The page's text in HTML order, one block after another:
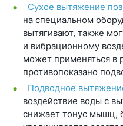
Сухое вытяжение
на специальном
вытягивают, также
и вибрационному
может применяться в
противопоказано
Подводное
воздействие воды с
снижает тонус мышц,